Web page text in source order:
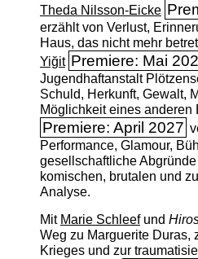
Theda Nilsson-Eicke
erzählt von Verlust,
Haus, das nicht mehr
Yiğit Premiere: Mai
Jugendhaftanstalt
Schuld, Herkunft, Gewalt,
Möglichkeit eines anderen
Premiere: April 2027
Performance, Glamour,
gesellschaftliche
komischen, brutalen und
Analyse.
Mit Marie Schleefund
Weg zu Marguerite Duras,
Krieges und zur